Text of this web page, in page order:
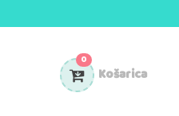
Košarica
0